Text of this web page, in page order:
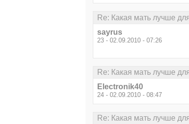
Re: Какая мать лучше
sayrus
23 - 02.09.2010 - 07:26
Re: Какая мать лучше
Electronik40
24 - 02.09.2010 - 08:47
Re: Какая мать лучше